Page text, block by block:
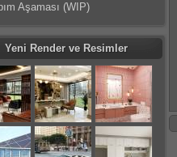
Aşaması (WIP)
Yeni Render ve Resimler